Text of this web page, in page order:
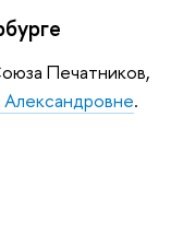
Печатников,
.